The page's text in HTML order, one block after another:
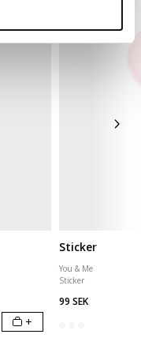
+
Sticker
You & Me
Sticker
99 SEK